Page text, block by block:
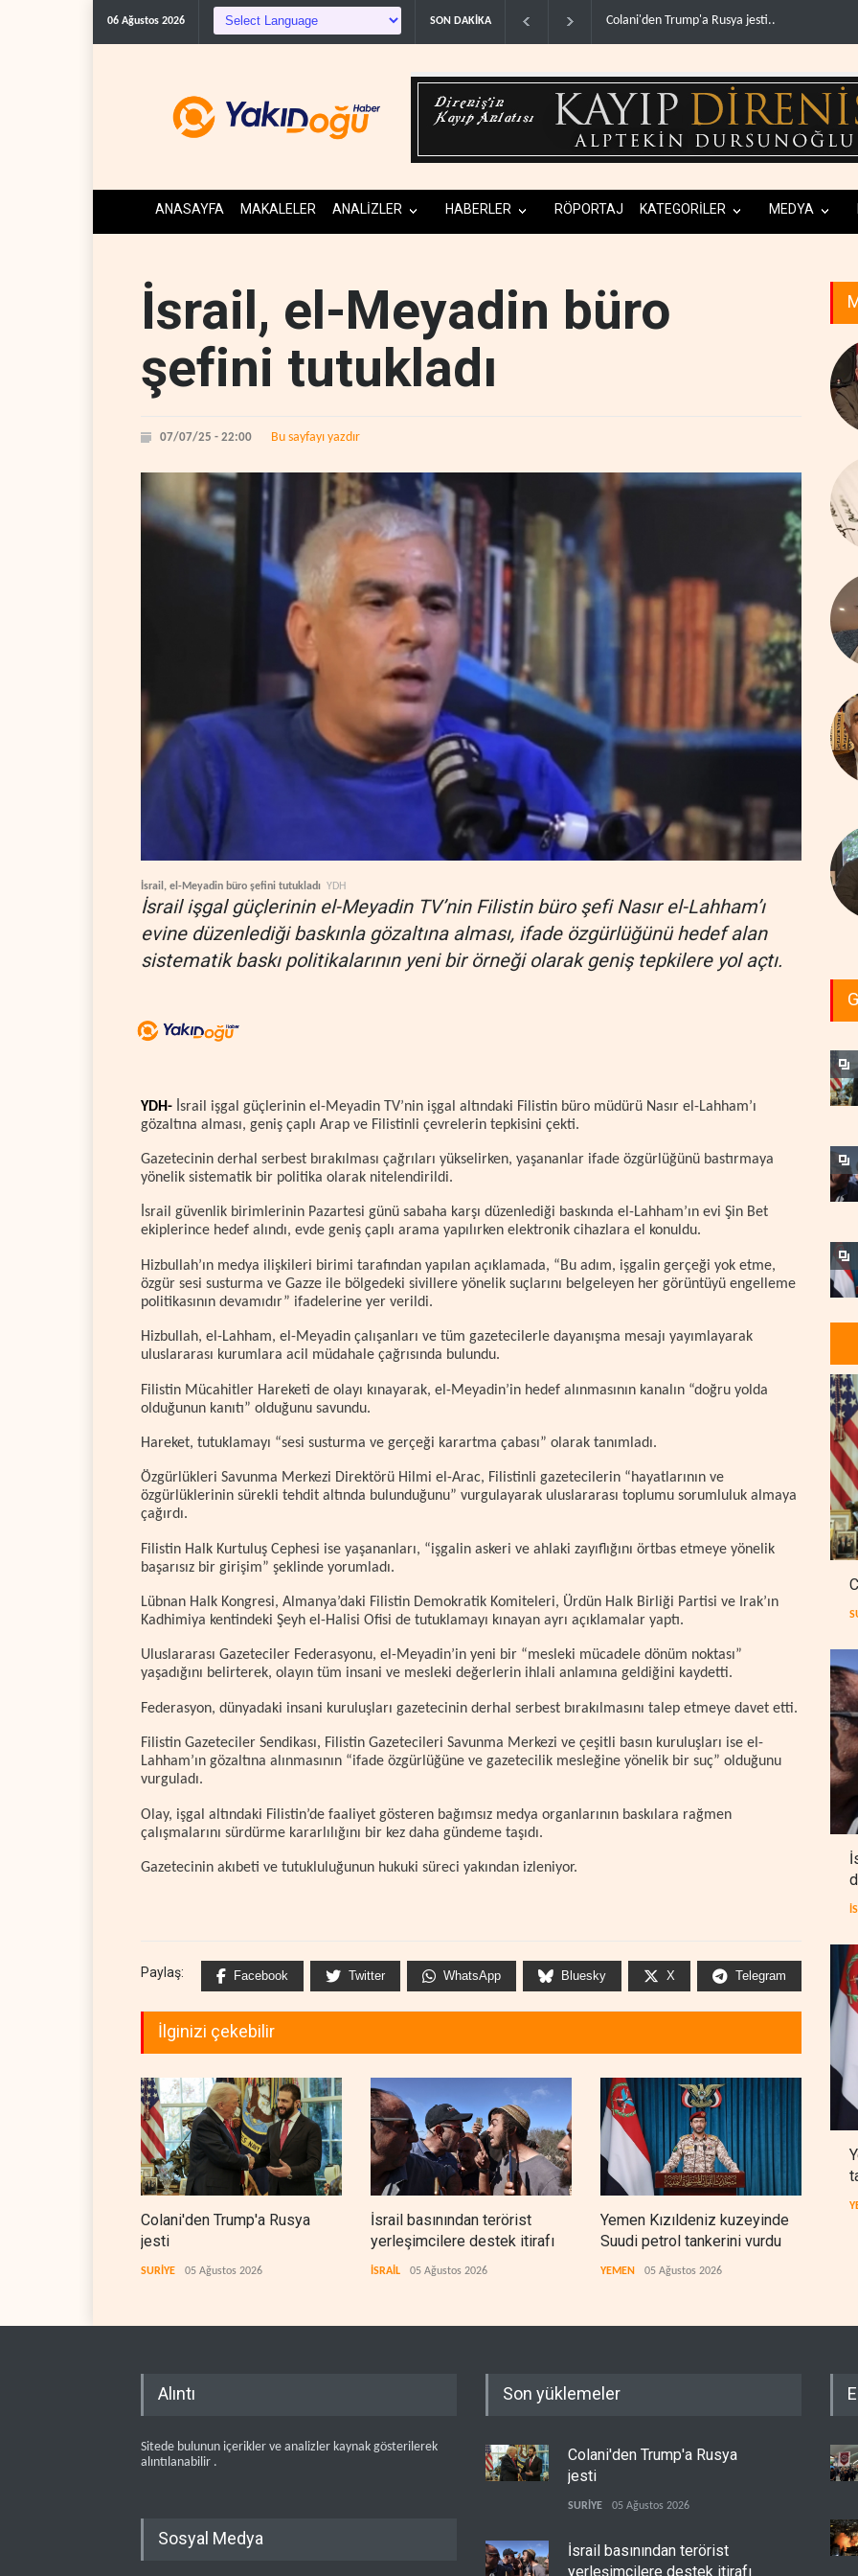
06 Ağustos 2026 SON DAKİKA
Colani'den Trump'a Rusya jesti.. İsrail basınından terörist yerleşimcilere destek
ANASAYFA MAKALELER ANALİZLER HABERLER RÖPORTAJ KATEGORİLER MEDYA
İsrail, el-Meyadin büro
şefini tutukladı
07/07/25 - 22:00 Bu sayfayı yazdır
İsrail, el-Meyadin büro şefini tutukladı YDH
İsrail işgal güçlerinin el-Meyadin TV’nin Filistin büro şefi Nasır el-Lahham’ı
evine düzenlediği baskınla gözaltına alması, ifade özgürlüğünü hedef alan
sistematik baskı politikalarının yeni bir örneği olarak geniş tepkilere yol açtı.
YDH- İsrail işgal güçlerinin el-Meyadin TV’nin işgal altındaki Filistin büro müdürü Nasır el-Lahham’ı
gözaltına alması, geniş çaplı Arap ve Filistinli çevrelerin tepkisini çekti.
Gazetecinin derhal serbest bırakılması çağrıları yükselirken, yaşananlar ifade özgürlüğünü bastırmaya
yönelik sistematik bir politika olarak nitelendirildi.
İsrail güvenlik birimlerinin Pazartesi günü sabaha karşı düzenlediği baskında el-Lahham’ın evi Şin Bet
ekiplerince hedef alındı, evde geniş çaplı arama yapılırken elektronik cihazlara el konuldu.
Hizbullah’ın medya ilişkileri birimi tarafından yapılan açıklamada, “Bu adım, işgalin gerçeği yok etme,
özgür sesi susturma ve Gazze ile bölgedeki sivillere yönelik suçlarını belgeleyen her görüntüyü engelleme
politikasının devamıdır” ifadelerine yer verildi.
Hizbullah, el-Lahham, el-Meyadin çalışanları ve tüm gazetecilerle dayanışma mesajı yayımlayarak
uluslararası kurumlara acil müdahale çağrısında bulundu.
Filistin Mücahitler Hareketi de olayı kınayarak, el-Meyadin’in hedef alınmasının kanalın “doğru yolda
olduğunun kanıtı” olduğunu savundu.
Hareket, tutuklamayı “sesi susturma ve gerçeği karartma çabası” olarak tanımladı.
Özgürlükleri Savunma Merkezi Direktörü Hilmi el-Arac, Filistinli gazetecilerin “hayatlarının ve
özgürlüklerinin sürekli tehdit altında bulunduğunu” vurgulayarak uluslararası toplumu sorumluluk almaya
çağırdı.
Filistin Halk Kurtuluş Cephesi ise yaşananları, “işgalin askeri ve ahlaki zayıflığını örtbas etmeye yönelik
başarısız bir girişim” şeklinde yorumladı.
Lübnan Halk Kongresi, Almanya’daki Filistin Demokratik Komiteleri, Ürdün Halk Birliği Partisi ve Irak’ın
Kadhimiya kentindeki Şeyh el-Halisi Ofisi de tutuklamayı kınayan ayrı açıklamalar yaptı.
Uluslararası Gazeteciler Federasyonu, el-Meyadin’in yeni bir “mesleki mücadele dönüm noktası”
yaşadığını belirterek, olayın tüm insani ve mesleki değerlerin ihlali anlamına geldiğini kaydetti.
Federasyon, dünyadaki insani kuruluşları gazetecinin derhal serbest bırakılmasını talep etmeye davet etti.
Filistin Gazeteciler Sendikası, Filistin Gazetecileri Savunma Merkezi ve çeşitli basın kuruluşları ise el-
Lahham’ın gözaltına alınmasının “ifade özgürlüğüne ve gazetecilik mesleğine yönelik bir suç” olduğunu
vurguladı.
Olay, işgal altındaki Filistin’de faaliyet gösteren bağımsız medya organlarının baskılara rağmen
çalışmalarını sürdürme kararlılığını bir kez daha gündeme taşıdı.
Gazetecinin akıbeti ve tutukluluğunun hukuki süreci yakından izleniyor.
Paylaş: Facebook Twitter WhatsApp Bluesky X Telegram
İlginizi çekebilir
Colani'den Trump'a Rusya
jesti
SURİYE 05 Ağustos 2026
İsrail basınından terörist
yerleşimcilere destek itirafı
İSRAİL 05 Ağustos 2026
Yemen Kızıldeniz kuzeyinde
Suudi petrol tankerini vurdu
YEMEN 05 Ağustos 2026
Alıntı
Sitede bulunun içerikler ve analizler kaynak gösterilerek
alıntılanabilir .
Sosyal Medya
Son yüklemeler
Colani'den Trump'a Rusya
jesti
SURİYE 05 Ağustos 2026
İsrail basınından terörist
yerleşimcilere destek itirafı